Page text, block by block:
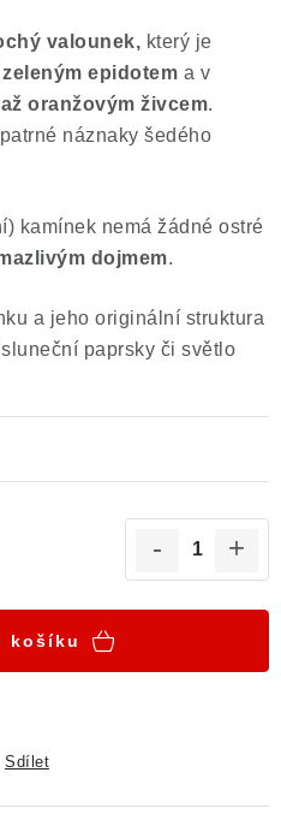
valounek, který je
epidotem a v
oranžovým živcem.
náznaky šedého
kamínek nemá žádné ostré
dojmem.
a jeho originální struktura
paprsky či světlo
košíku
Sdílet